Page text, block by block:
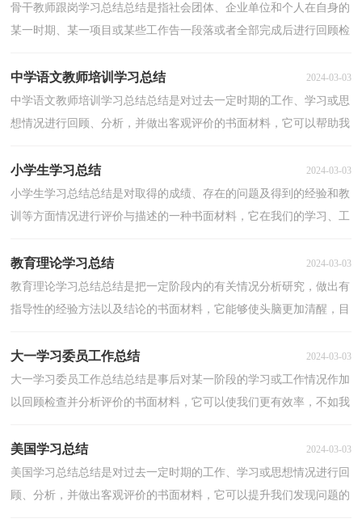
骨干教师跟岗学习总结总结是指社会团体、企业单位和个人在自身的
某一时期、某一项目或某些工作告一段落或者全部完成后进行回顾检
中学语文教师培训学习总结 2024-03-03
中学语文教师培训学习总结总结是对过去一定时期的工作、学习或思
想情况进行回顾、分析，并做出客观评价的书面材料，它可以帮助我
小学生学习总结 2024-03-03
小学生学习总结总结是对取得的成绩、存在的问题及得到的经验和教
训等方面情况进行评价与描述的一种书面材料，它在我们的学习、工
教育理论学习总结 2024-03-03
教育理论学习总结总结是把一定阶段内的有关情况分析研究，做出有
指导性的经验方法以及结论的书面材料，它能够使头脑更加清醒，目
大一学习委员工作总结 2024-03-03
大一学习委员工作总结总结是事后对某一阶段的学习或工作情况作加
以回顾检查并分析评价的书面材料，它可以使我们更有效率，不如我
美国学习总结 2024-03-03
美国学习总结总结是对过去一定时期的工作、学习或思想情况进行回
顾、分析，并做出客观评价的书面材料，它可以提升我们发现问题的